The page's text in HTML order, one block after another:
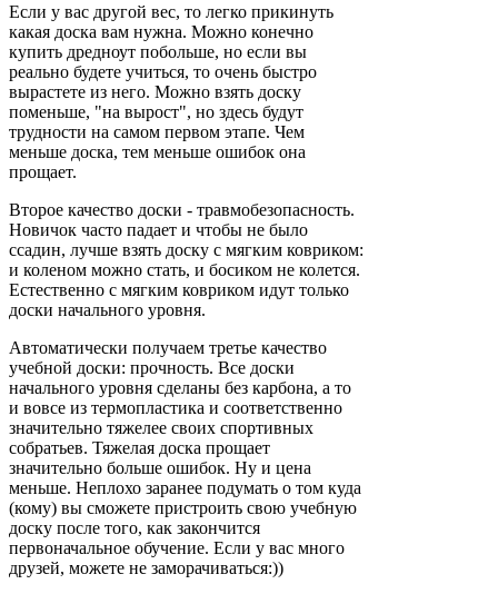
Если у вас другой вес, то легко прикинуть
какая доска вам нужна. Можно конечно
купить дредноут побольше, но если вы
реально будете учиться, то очень быстро
вырастете из него. Можно взять доску
поменьше, "на вырост", но здесь будут
трудности на самом первом этапе. Чем
меньше доска, тем меньше ошибок она
прощает.
Второе качество доски - травмобезопасность.
Новичок часто падает и чтобы не было
ссадин, лучше взять доску с мягким ковриком:
и коленом можно стать, и босиком не колется.
Естественно с мягким ковриком идут только
доски начального уровня.
Автоматически получаем третье качество
учебной доски: прочность. Все доски
начального уровня сделаны без карбона, а то
и вовсе из термопластика и соответственно
значительно тяжелее своих спортивных
собратьев. Тяжелая доска прощает
значительно больше ошибок. Ну и цена
меньше. Неплохо заранее подумать о том куда
(кому) вы сможете пристроить свою учебную
доску после того, как закончится
первоначальное обучение. Если у вас много
друзей, можете не заморачиваться:))